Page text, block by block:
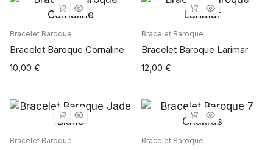
Bracelet Baroque
Bracelet Baroque Cornaline
10,00 €
Bracelet Baroque
Bracelet Baroque Larimar
12,00 €
Bracelet Baroque Bracelet Baroque